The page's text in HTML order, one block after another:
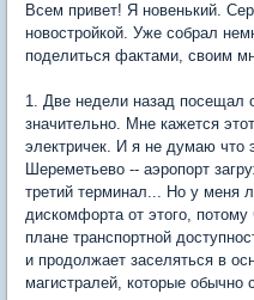
Всем привет! Я новенький.
новостройкой. Уже собрал
поделиться фактами, своим
1. Две недели назад
значительно. Мне кажется
электричек. И я не думаю что
Шереметьево -- аэропорт
третий терминал... Но у меня
дискомфорта от этого,
плане транспортной
и продолжает заселяться в
магистралей, которые обычно